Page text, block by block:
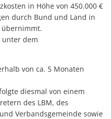
in Höhe von 450.000 €
durch Bund und Land in
übernimmt.
unter dem
von ca. 5 Monaten
diesmal von einem
des LBM, des
Verbandsgemeinde sowie